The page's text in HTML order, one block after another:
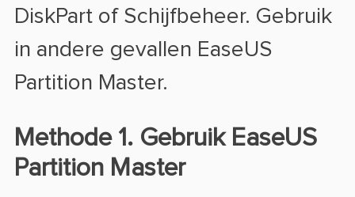
DiskPart of Schijfbeheer. Gebruik
in andere gevallen EaseUS
Partition Master.
Methode 1. Gebruik EaseUS
Partition Master